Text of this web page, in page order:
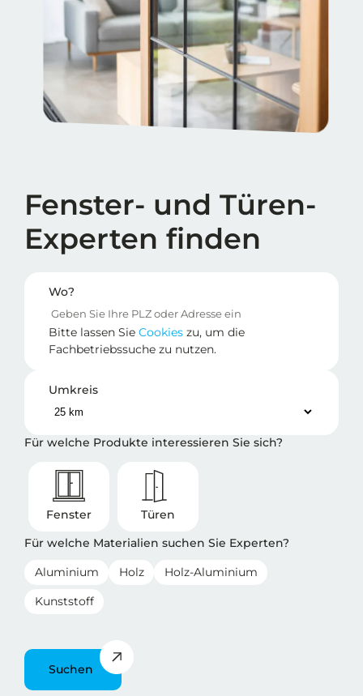
Fenster- und Türen-
Experten finden
Wo?
Bitte lassen Sie Cookies zu, um die
Fachbetriebssuche zu nutzen.
Umkreis
Für welche Produkte interessieren Sie sich?
Fenster
Türen
Für welche Materialien suchen Sie Experten?
Aluminium Holz
Holz-Aluminium
Kunststoff
Suchen